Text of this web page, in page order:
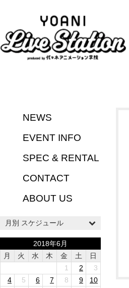
NEWS
EVENT INFO
SPEC & RENTAL
CONTACT
ABOUT US
月別 スケジュール
2018年6月
月
火 水 木 金 土
日
1
2
3
4
5 6 7 8 9
10